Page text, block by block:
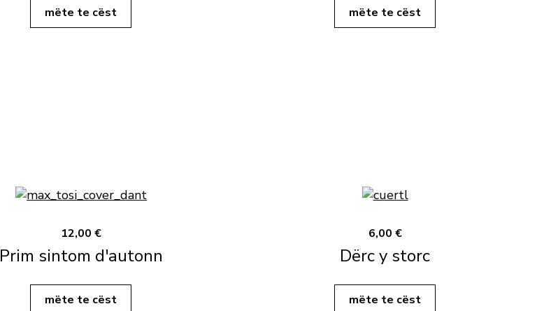
mëte te cëst mëte te cëst
12,00 €
Prim sintom d'autonn
mëte te cëst
6,00 €
Dërc y storc
mëte te cëst